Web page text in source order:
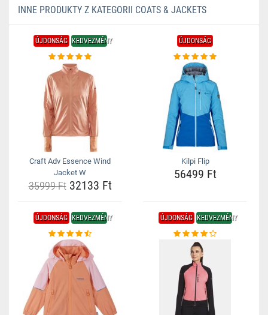
INNE PRODUKTY Z KATEGORII COATS & JACKETS
ÚJDONSÁG KEDVEZMÉNY
Craft Adv Essence Wind
Jacket W
35999 Ft32133 Ft
ÚJDONSÁG
Kilpi Flip
56499 Ft
ÚJDONSÁG KEDVEZMÉNY ÚJDONSÁG KEDVEZMÉNY